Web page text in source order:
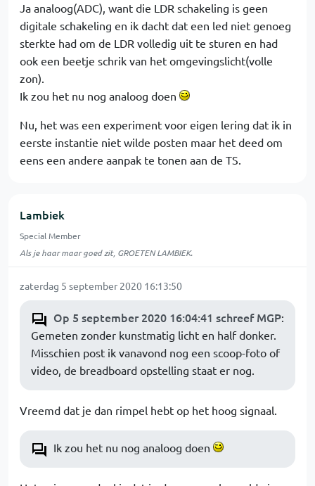
Ja analoog(ADC), want die LDR schakeling is geen
digitale schakeling en ik dacht dat een led niet genoeg
sterkte had om de LDR volledig uit te sturen en had
ook een beetje schrik van het omgevingslicht(volle
zon).
Ik zou het nu nog analoog doen
Nu, het was een experiment voor eigen lering dat ik in
eerste instantie niet wilde posten maar het deed om
eens een andere aanpak te tonen aan de TS.
Lambiek
Special Member
Als je haar maar goed zit, GROETEN LAMBIEK.
zaterdag 5 september 2020 16:13:50
Op 5 september 2020 16:04:41 schreef MGP:
Gemeten zonder kunstmatig licht en half donker.
Misschien post ik vanavond nog een scoop-foto of
video, de breadboard opstelling staat er nog.
Vreemd dat je dan rimpel hebt op het hoog signaal.
Ik zou het nu nog analoog doen